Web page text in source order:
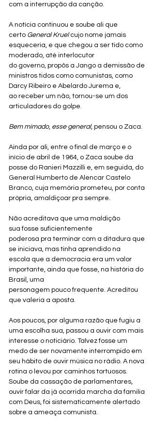
com a interrupção da canção.
A notícia continuou e soube ali que
certo General Kruel cujo nome jamais
esqueceria, e que chegou a ser tido como
moderado, até interlocutor
do governo, propôs a Jango a demissão de
ministros tidos como comunistas, como
Darcy Ribeiro e Abelardo Jurema e,
ao receber um não, tornou-se um dos
articuladores do golpe.
Bem mimado, esse general, pensou o Zaca.
Ainda por ali, entre o final de março e o
início de abril de 1964, o Zaca soube da
posse do Ranieri Mazzilli e, em seguida, do
General Humberto de Alencar Castelo
Branco, cuja memória prometeu, por conta
própria, amaldiçoar pra sempre.
Não acreditava que uma maldição
sua fosse suficientemente
poderosa pra terminar com a ditadura que
se iniciava, mas tinha aprendido na
escola que a democracia era um valor
importante, ainda que fosse, na história do
Brasil, uma
personagem pouco frequente. Acreditou
que valeria a aposta.
Aos poucos, por alguma razão que fugiu a
uma escolha sua, passou a ouvir com mais
interesse o noticiário. Talvez fosse um
medo de ser novamente interrompido em
seu hábito de ouvir música no rádio. A nova
rotina o levou por caminhos tortuosos.
Soube da cassação de parlamentares,
ouvir falar da já ocorrida marcha da familia
com Deus, foi sistematicamente alertado
sobre a ameaça comunista.